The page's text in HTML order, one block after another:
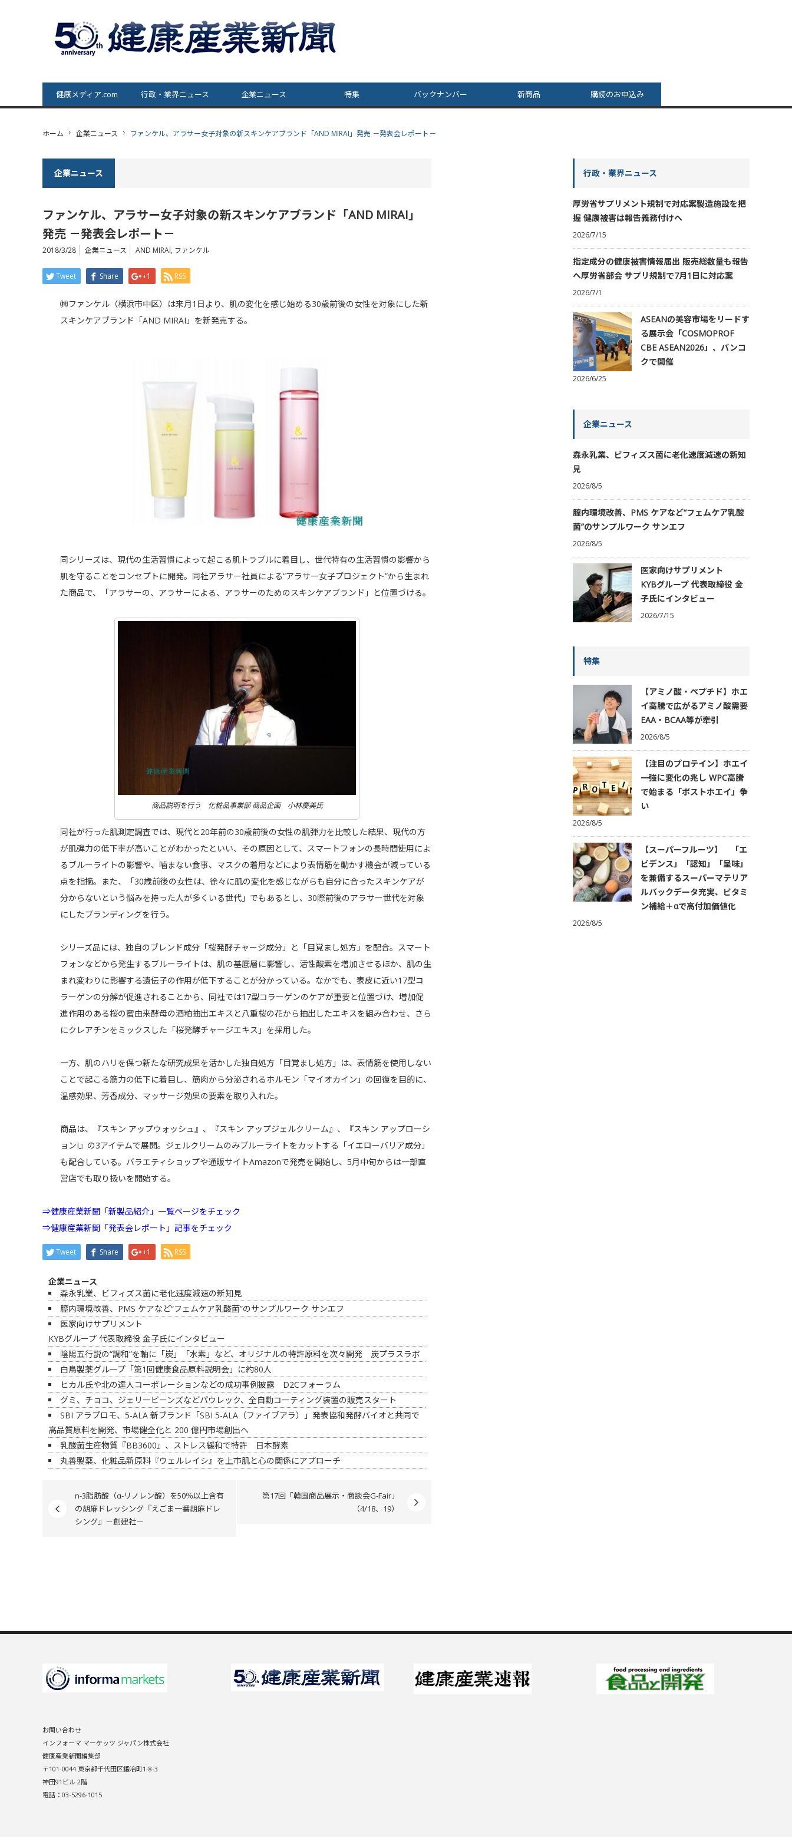
健康メディア.com 行政・業界ニュース 企業ニュース 特集 バックナンバー 新商品 購読のお申込み
ホーム 企業ニュース ファンケル、アラサー女子対象の新スキンケアブランド「AND MIRAI」発売 －発表会レポート－
企業ニュース
ファンケル、アラサー女子対象の新スキンケアブランド「AND MIRAI」
発売 －発表会レポート－
2018/3/28 企業ニュース AND MIRAI, ファンケル
Tweet Share +1 RSS
㈱ファンケル（横浜市中区）は来月1日より、肌の変化を感じ始める30歳前後の女性を対象にした新
スキンケアブランド「AND MIRAI」を新発売する。
同シリーズは、現代の生活習慣によって起こる肌トラブルに着目し、世代特有の生活習慣の影響から
肌を守ることをコンセプトに開発。同社アラサー社員による“アラサー女子プロジェクト”から生まれ
た商品で、「アラサーの、アラサーによる、アラサーのためのスキンケアブランド」と位置づける。
商品説明を行う 化粧品事業部 商品企画 小林慶美氏
同社が行った肌測定調査では、現代と20年前の30歳前後の女性の肌弾力を比較した結果、現代の方
が肌弾力の低下率が高いことがわかったといい、その原因として、スマートフォンの長時間使用によ
るブルーライトの影響や、噛まない食事、マスクの着用などにより表情筋を動かす機会が減っている
点を指摘。また、「30歳前後の女性は、徐々に肌の変化を感じながらも自分に合ったスキンケアが
分からないという悩みを持った人が多くいる世代」でもあるとし、30際前後のアラサー世代を対象
にしたブランディングを行う。
シリーズ品には、独自のブレンド成分「桜発酵チャージ成分」と「目覚まし処方」を配合。スマート
フォンなどから発生するブルーライトは、肌の基底層に影響し、活性酸素を増加させるほか、肌の生
まれ変わりに影響する遺伝子の作用が低下することが分かっている。なかでも、表皮に近い17型コ
ラーゲンの分解が促進されることから、同社では17型コラーゲンのケアが重要と位置づけ、増加促
進作用のある桜の蜜由来酵母の酒粕抽出エキスと八重桜の花から抽出したエキスを組み合わせ、さら
にクレアチンをミックスした「桜発酵チャージエキス」を採用した。
一方、肌のハリを保つ新たな研究成果を活かした独自処方「目覚まし処方」は、表情筋を使用しない
ことで起こる筋力の低下に着目し、筋肉から分泌されるホルモン「マイオカイン」の回復を目的に、
温感効果、芳香成分、マッサージ効果の要素を取り入れた。
商品は、『スキン アップウォッシュ』、『スキン アップジェルクリーム』、『スキン アップローシ
ョンI』の3アイテムで展開。ジェルクリームのみブルーライトをカットする「イエローバリア成分」
も配合している。バラエティショップや通販サイトAmazonで発売を開始し、5月中旬からは一部直
営店でも取り扱いを開始する。
⇒健康産業新聞「新製品紹介」一覧ページをチェック
⇒健康産業新聞「発表会レポート」記事をチェック
Tweet Share +1 RSS
企業ニュース
森永乳業、ビフィズス菌に老化速度減速の新知見
膣内環境改善、PMS ケアなど“フェムケア乳酸菌”のサンプルワーク サンエフ
医家向けサプリメント
KYBグループ 代表取締役 金子氏にインタビュー
陰陽五行説の“調和”を軸に「炭」「水素」など、オリジナルの特許原料を次々開発 炭プラスラボ
白鳥製薬グループ「第1回健康食品原料説明会」に約80人
ヒカル氏や北の達人コーポレーションなどの成功事例披露 D2Cフォーラム
グミ、チョコ、ジェリービーンズなどパウレック、全自動コーティング装置の販売スタート
SBI アラプロモ、5-ALA 新ブランド「SBI 5-ALA（ファイブアラ）」発表協和発酵バイオと共同で
高品質原料を開発、市場健全化と 200 億円市場創出へ
乳酸菌生産物質『BB3600』、ストレス緩和で特許 日本酵素
丸善製薬、化粧品新原料『ウェルレイシ』を上市肌と心の関係にアプローチ
n-3脂肪酸（α-リノレン酸）を50％以上含有
の胡麻ドレッシング『えごま一番胡麻ドレ
シング』－創建社－
第17回「韓国商品展示・商談会G-Fair」
（4/18、19）
行政・業界ニュース
厚労省サプリメント規制で対応案製造施設を把
握 健康被害は報告義務付けへ
2026/7/15
指定成分の健康被害情報届出 販売総数量も報告
へ厚労省部会 サプリ規制で7月1日に対応案
2026/7/1
ASEANの美容市場をリードす
る展示会「COSMOPROF
CBE ASEAN2026」、バンコ
クで開催
2026/6/25
企業ニュース
森永乳業、ビフィズス菌に老化速度減速の新知
見
2026/8/5
膣内環境改善、PMS ケアなど“フェムケア乳酸
菌”のサンプルワーク サンエフ
2026/8/5
医家向けサプリメント
KYBグループ 代表取締役 金
子氏にインタビュー
2026/7/15
特集
【アミノ酸・ペプチド】ホエ
イ高騰で広がるアミノ酸需要
EAA・BCAA等が牽引
2026/8/5
【注目のプロテイン】ホエイ
一強に変化の兆し WPC高騰
で始まる「ポストホエイ」争
い
2026/8/5
【スーパーフルーツ】 「エ
ビデンス」「認知」「呈味」
を兼備するスーパーマテリア
ルバックデータ充実、ビタミ
ン補給＋αで高付加価値化
2026/8/5
お問い合わせ
インフォーマ マーケッツ ジャパン株式会社
健康産業新聞編集部
〒101-0044 東京都千代田区鍛冶町1-8-3
神田91ビル 2階
電話：03-5296-1015